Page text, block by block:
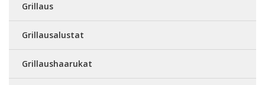
Grillaus
Grillausalustat
Grillaushaarukat